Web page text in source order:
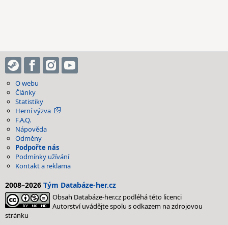
O webu
Články
Statistiky
Herní výzva
F.A.Q.
Nápověda
Odměny
Podpořte nás
Podmínky užívání
Kontakt a reklama
2008–2026 Tým Databáze-her.cz
Obsah Databáze-her.cz podléhá této licenci
Autorství uvádějte spolu s odkazem na zdrojovou
stránku